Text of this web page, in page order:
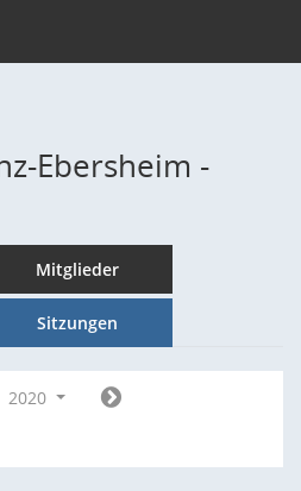
Ebersheim -
Mitglieder
Sitzungen
2020